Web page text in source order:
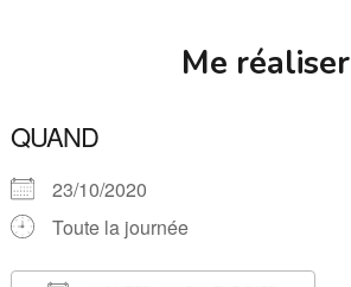
Me réaliser
QUAND
23/10/2020
Toute la journée